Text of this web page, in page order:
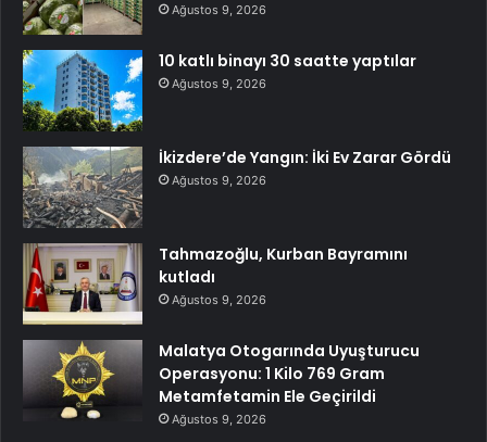
Ağustos 9, 2026
10 katlı binayı 30 saatte yaptılar
Ağustos 9, 2026
İkizdere’de Yangın: İki Ev Zarar Gördü
Ağustos 9, 2026
Tahmazoğlu, Kurban Bayramını
kutladı
Ağustos 9, 2026
Malatya Otogarında Uyuşturucu
Operasyonu: 1 Kilo 769 Gram
Metamfetamin Ele Geçirildi
Ağustos 9, 2026